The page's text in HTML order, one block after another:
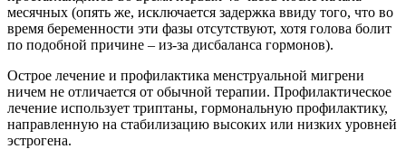
месячных (опять же, исключается задержка ввиду того, что во
время беременности эти фазы отсутствуют, хотя голова болит
по подобной причине – из-за дисбаланса гормонов).
Острое лечение и профилактика менструальной мигрени
ничем не отличается от обычной терапии. Профилактическое
лечение использует триптаны, гормональную профилактику,
направленную на стабилизацию высоких или низких уровней
эстрогена.